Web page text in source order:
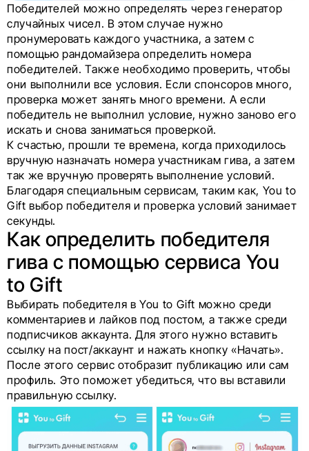
Победителей можно определять через генератор
случайных чисел. В этом случае нужно
пронумеровать каждого участника, а затем с
помощью рандомайзера определить номера
победителей. Также необходимо проверить, чтобы
они выполнили все условия. Если спонсоров много,
проверка может занять много времени. А если
победитель не выполнил условие, нужно заново его
искать и снова заниматься проверкой.
К счастью, прошли те времена, когда приходилось
вручную назначать номера участникам гива, а затем
так же вручную проверять выполнение условий.
Благодаря специальным сервисам, таким как, You to
Gift выбор победителя и проверка условий занимает
секунды.
Как определить победителя
гива с помощью сервиса You
to Gift
Выбирать победителя в You to Gift можно среди
комментариев и лайков под постом, а также среди
подписчиков аккаунта. Для этого нужно вставить
ссылку на пост/аккаунт и нажать кнопку «Начать».
После этого сервис отобразит публикацию или сам
профиль. Это поможет убедиться, что вы вставили
правильную ссылку.